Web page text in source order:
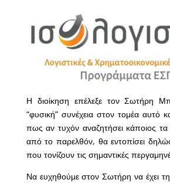
Η διοίκηση επέλεξε τον Σωτήρη
“φυσική” συνέχεια στον τομέα αυτό
πως αν τυχόν αναζητήσει κάποιος
από το παρελθόν, θα εντοπίσει
που τονίζουν τις σημαντικές
Να ευχηθούμε στον Σωτήρη να έχει